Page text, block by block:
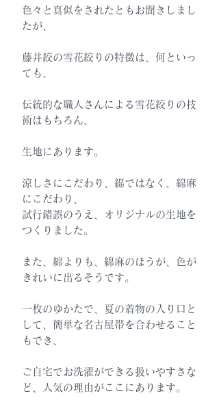
色々と真似をされたともお聞きしまし
たが、
藤井絞の雪花絞りの特徴は、何といっ
ても、
伝統的な職人さんによる雪花絞りの技
術はもちろん、
生地にあります。
涼しさにこだわり、綿ではなく、綿麻
にこだわり、
試行錯誤のうえ、オリジナルの生地を
つくりました。
また、綿よりも、綿麻のほうが、色が
きれいに出るそうです。
一枚のゆかたで、夏の着物の入り口と
して、簡単な名古屋帯を合わせること
もでき、
ご自宅でお洗濯ができる扱いやすさな
ど、人気の理由がここにあります。